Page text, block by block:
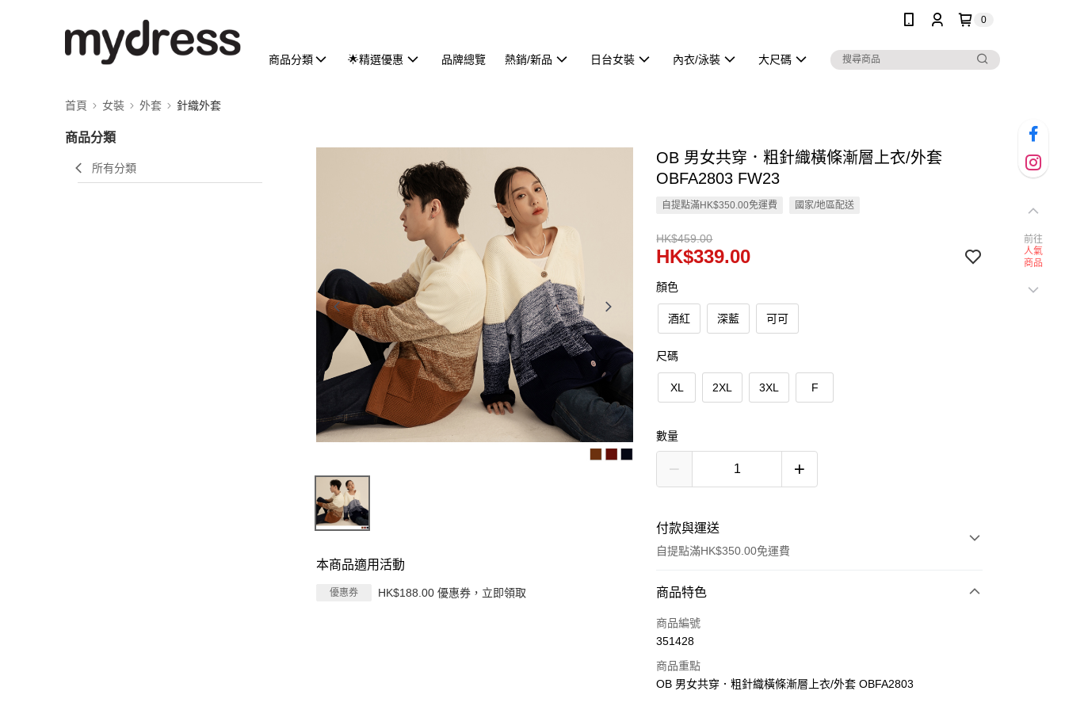
0
商品分類 🌟精選優惠 品牌總覽 熱銷/新品 日台女裝 內衣/泳裝 大尺碼
首頁 女裝 外套 針織外套
商品分類
所有分類
本商品適用活動
優惠券 HK$188.00 優惠券，立即領取
OB 男女共穿．粗針織橫條漸層上衣/外套
OBFA2803 FW23
自提點滿HK$350.00免運費 國家/地區配送
HK$459.00
HK$339.00
顏色
酒紅 深藍 可可
尺碼
XL 2XL 3XL F
數量
付款與運送
自提點滿HK$350.00免運費
付款方式
信用卡
AlipayHK
商品特色
商品編號
351428
商品重點
OB 男女共穿．粗針織橫條漸層上衣/外套 OBFA2803
前往
人氣
商品